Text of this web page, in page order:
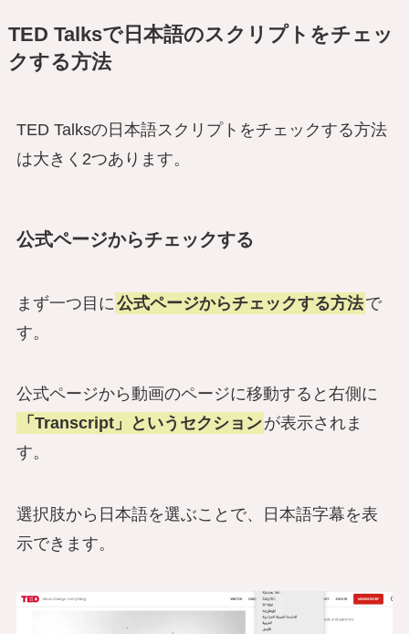
TED Talksで日本語のスクリプトをチェッ
クする方法
TED Talksの日本語スクリプトをチェックする方法
は大きく2つあります。
公式ページからチェックする
まず一つ目に 公式ページからチェックする方法で
す。
公式ページから動画のページに移動すると右側に
「Transcript」というセクション が表示されま
す。
選択肢から日本語を選ぶことで、日本語字幕を表
示できます。